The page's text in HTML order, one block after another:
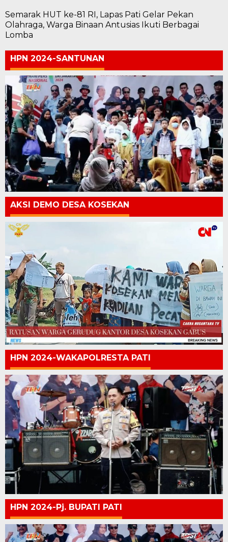
Semarak HUT ke-81 RI, Lapas Pati Gelar Pekan
Olahraga, Warga Binaan Antusias Ikuti Berbagai
Lomba
HPN 2024-SANTUNAN
AKSI DEMO DESA KOSEKAN
HPN 2024-WAKAPOLRESTA PATI
HPN 2024-Pj. BUPATI PATI